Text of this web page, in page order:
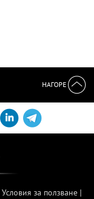
НАГОРЕ
Условия за ползване|